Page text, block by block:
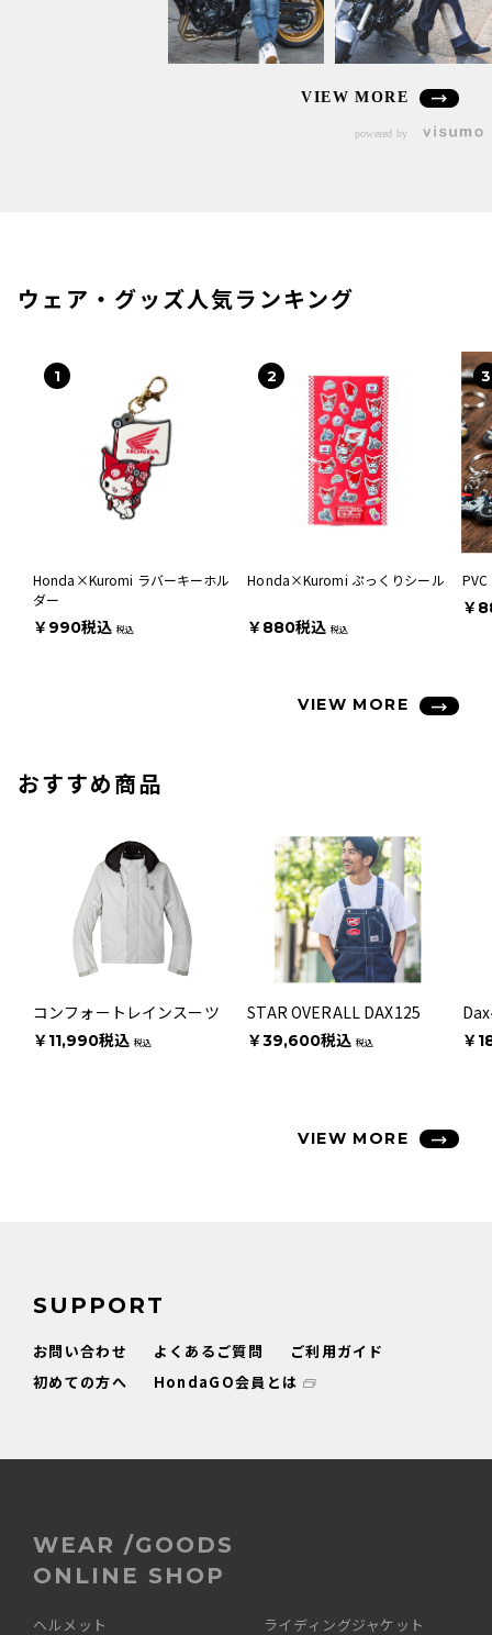
VIEW MORE
powered by
ウェア・グッズ人気ランキング
Honda×Kuromi ラバーキーホル
ダー
￥990税込 税込
Honda×Kuromi ぷっくりシール
￥880税込 税込
￥
VIEW MORE
おすすめ商品
コンフォートレインスーツ
￥11,990税込 税込
STAR OVERALL DAX125
￥39,600税込 税込 ￥
VIEW MORE
SUPPORT
お問い合わせ よくあるご質問
ご利用ガイド
初めての方へ
HondaGO会員とは
WEAR /GOODS
ONLINE SHOP
ヘルメット
ライディングジャケット